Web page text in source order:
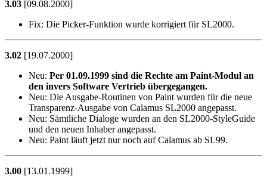
3.03 [09.08.2000]
Fix: Die Picker-Funktion wurde korrigiert für SL2000.
3.02 [19.07.2000]
Neu: Per 01.09.1999 sind die Rechte am Paint-Modul an
den invers Software Vertrieb übergegangen.
Neu: Die Ausgabe-Routinen von Paint wurden für die neue
Transparenz-Ausgabe von Calamus SL2000 angepasst.
Neu: Sämtliche Dialoge wurden an den SL2000-StyleGuide
und den neuen Inhaber angepasst.
Neu: Paint läuft jetzt nur noch auf Calamus ab SL99.
3.00 [13.01.1999]